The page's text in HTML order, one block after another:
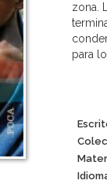
zona.
para